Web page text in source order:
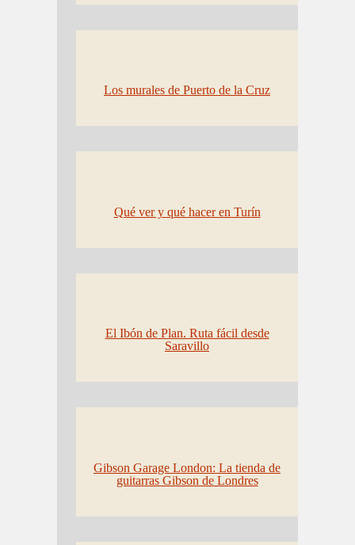
Los murales de Puerto de la Cruz
Qué ver y qué hacer en Turín
El Ibón de Plan. Ruta fácil desde
Saravillo
Gibson Garage London: La tienda de
guitarras Gibson de Londres